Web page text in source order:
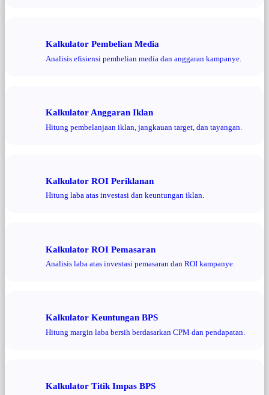
Kalkulator Pembelian Media
Analisis efisiensi pembelian media dan anggaran kampanye.
Kalkulator Anggaran Iklan
Hitung pembelanjaan iklan, jangkauan target, dan tayangan.
Kalkulator ROI Periklanan
Hitung laba atas investasi dan keuntungan iklan.
Kalkulator ROI Pemasaran
Analisis laba atas investasi pemasaran dan ROI kampanye.
Kalkulator Keuntungan BPS
Hitung margin laba bersih berdasarkan CPM dan pendapatan.
Kalkulator Titik Impas BPS